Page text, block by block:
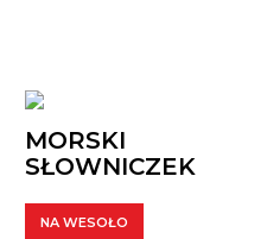
MORSKI
SŁOWNICZEK
NA WESOŁO